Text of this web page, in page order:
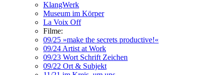
KlangWerk
Museum im Körper
La Voix Off
Filme:
09/25 »make the secrets productive!«
09/24 Artist at Work
09/23 Wort Schrift Zeichen
09/22 Ort & Subjekt